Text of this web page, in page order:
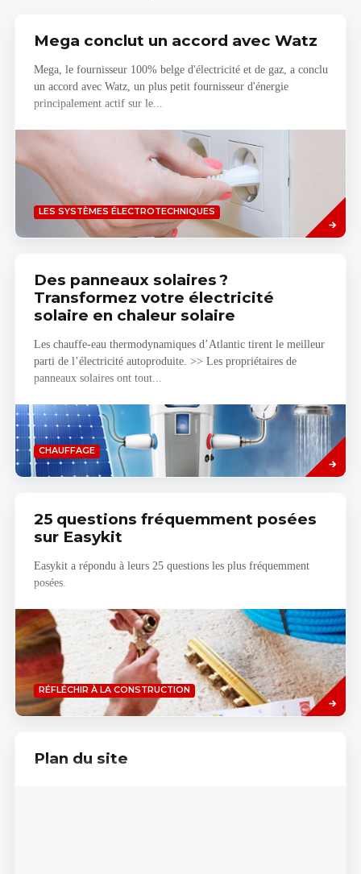
Mega conclut un accord avec Watz
Mega, le fournisseur 100% belge d'électricité et de gaz, a conclu
un accord avec Watz, un plus petit fournisseur d'énergie
principalement actif sur le...
LES SYSTÈMES ÉLECTROTECHNIQUES
Savoir
plus
Des panneaux solaires ?
Transformez votre électricité
solaire en chaleur solaire
Les chauffe-eau thermodynamiques d’Atlantic tirent le meilleur
parti de l’électricité autoproduite. >> Les propriétaires de
panneaux solaires ont tout...
CHAUFFAGE
Savoir
plus
25 questions fréquemment posées
sur Easykit
Easykit a répondu à leurs 25 questions les plus fréquemment
posées.
RÉFLÉCHIR À LA CONSTRUCTION
Savoir
plus
Plan du site